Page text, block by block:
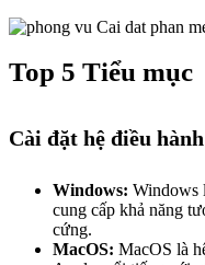
Top 5 Tiểu mục
Cài đặt hệ điều hành
Windows: Windows
cung cấp khả năng
cứng.
MacOS: MacOS là